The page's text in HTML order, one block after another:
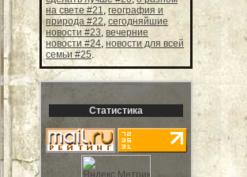
на свете #21
география и
природа #22 сегодняйшие
новости #23 вечерние
новости #24 новости для всей
семьи #25
Статистика